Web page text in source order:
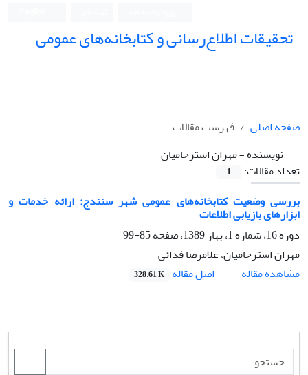
تحقیقات اطلاع‌رسانی و کتابخانه‌های عمومی
صفحه اصلی
فهرست مقالات
نویسنده =مهران استرحامیان
تعداد مقالات:
1
بررسی وضعیت کتابخانه‌های عمومی شهر سنندج: ارائه خدمات و
ابزارهای بازیابی اطلاعات
دوره 16، شماره 1، بهار 1389، صفحه
85-99
مهران استرحامیان، غلامرضا فدائی
مشاهده مقاله
اصل مقاله 328.61 K